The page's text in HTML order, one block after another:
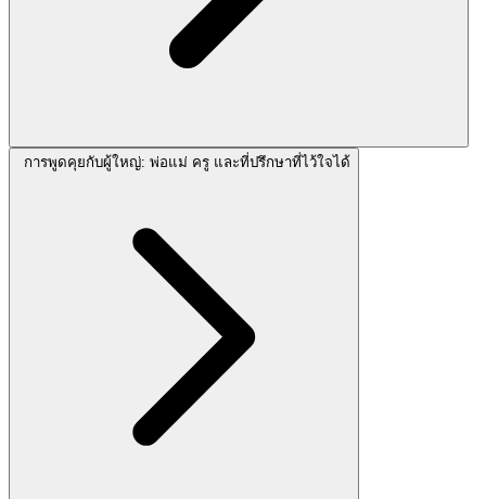
การพูดคุยกับผู้ใหญ่: พ่อแม่ ครู และที่ปรึกษาที่ไว้ใจได้